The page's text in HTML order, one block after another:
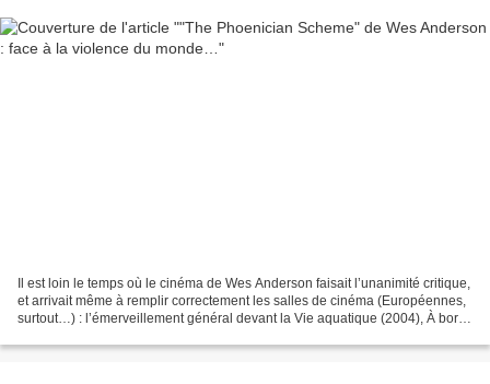
Il est loin le temps où le cinéma de Wes Anderson faisait l’unanimité critique,
et arrivait même à remplir correctement les salles de cinéma (Européennes,
surtout…) : l’émerveillement général devant la Vie aquatique (2004), À bord